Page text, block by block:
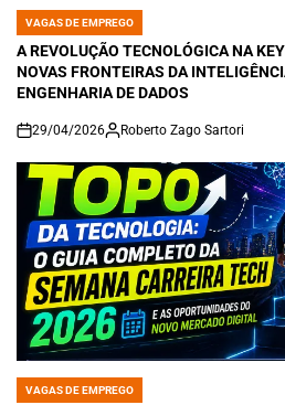
POSTED
IN
VAGAS DE EMPREGO
A REVOLUÇÃO TECNOLÓGICA NA
NOVAS FRONTEIRAS DA
ENGENHARIA DE DADOS
on
29/04/2026 Roberto Zago Sartori
POSTED
VAGAS DE EMPREGO